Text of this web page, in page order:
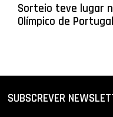
Sorteio teve lugar
Olímpico de Portugal
SUBSCREVER